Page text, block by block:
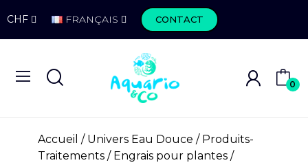
CHF FRANÇAIS CONTACT
0
Accueil Univers Eau Douce
Produits-
Traitements
Engrais pour plantes